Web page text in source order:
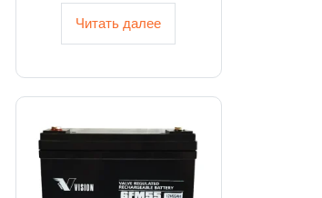
Читать далее